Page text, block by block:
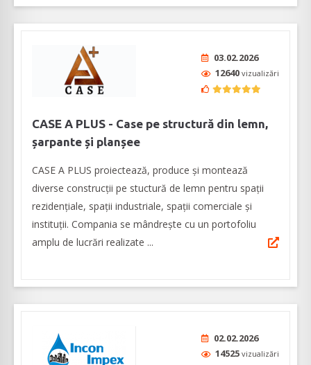
03.02.2026
12640 vizualizări
CASE A PLUS - Case pe structură din lemn,
șarpante și planșee
CASE A PLUS proiectează, produce și montează
diverse construcții pe stuctură de lemn pentru spații
rezidențiale, spații industriale, spații comerciale și
instituții. Compania se mândrește cu un portofoliu
amplu de lucrări realizate ...
02.02.2026
14525 vizualizări